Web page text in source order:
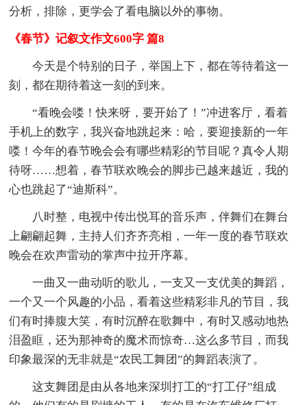
分析，排除，更学会了看电脑以外的事物。
《春节》记叙文作文600字 篇8
今天是个特别的日子，举国上下，都在等待着这一
刻，都在期待着这一刻的到来。
“看晚会喽！快来呀，要开始了！”冲进客厅，看着
手机上的数字，我兴奋地跳起来：哈，要迎接新的一年
喽！今年的春节晚会会有哪些精彩的节目呢？真令人期
待呀……想着，春节联欢晚会的脚步已越来越近，我的
心也跳起了“迪斯科”。
八时整，电视中传出悦耳的音乐声，伴舞们在舞台
上翩翩起舞，主持人们齐齐亮相，一年一度的春节联欢
晚会在欢声雷动的掌声中拉开序幕。
一曲又一曲动听的歌儿，一支又一支优美的舞蹈，
一个又一个风趣的小品，看着这些精彩非凡的节目，我
们有时捧腹大笑，有时沉醉在歌舞中，有时又感动地热
泪盈眶，还为那神奇的魔术而惊奇…这么多节目，而我
印象最深的无非就是“农民工舞团”的舞蹈表演了。
这支舞团是由从各地来深圳打工的“打工仔”组成